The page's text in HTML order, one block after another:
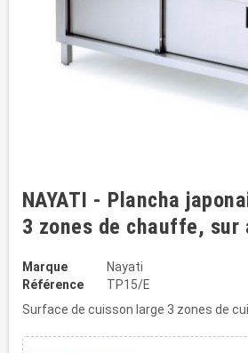
NAYATI - Plancha
3 zones de chauffe, sur
Marque
Nayati
Référence
TP15/E
Surface de cuisson large 3 zones de